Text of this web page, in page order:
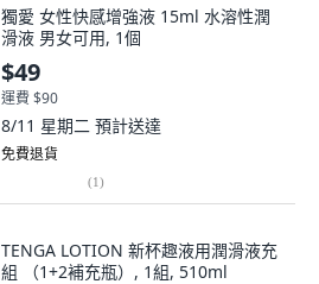
獨愛 女性快感增強液 15ml 水溶性潤
滑液 男女可用, 1個
$49
運費 $90
8/11 星期二 預計送達
免費退貨
(1)
TENGA LOTION 新杯趣液用潤滑液充
組 （1+2補充瓶）, 1組, 510ml